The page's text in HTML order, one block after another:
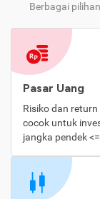
Berbagai
Pasar Uang
Risiko dan return
cocok untuk
jangka pendek